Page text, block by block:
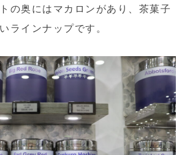
の奥にはマカロンがあり、茶菓子
ラインナップです。